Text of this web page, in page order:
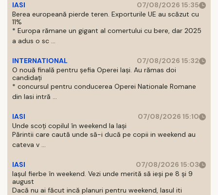
IASI
07/08/2026 15:35
Berea europeană pierde teren. Exporturile UE au scăzut cu
11%
* Europa rămane un gigant al comertului cu bere, dar 2025
a adus o sc ...
INTERNATIONAL
07/08/2026 15:32
O nouă finală pentru șefia Operei Iași. Au rămas doi
candidați
* concursul pentru conducerea Operei Nationale Romane
din Iasi intră ...
IASI
07/08/2026 15:10
Unde scoți copilul în weekend la Iași
Părintii care caută unde să-i ducă pe copii in weekend au
cateva v ...
IASI
07/08/2026 15:03
Iașul fierbe în weekend. Vezi unde merită să ieși pe 8 și 9
august
Dacă nu ai făcut incă planuri pentru weekend, Iasul iti